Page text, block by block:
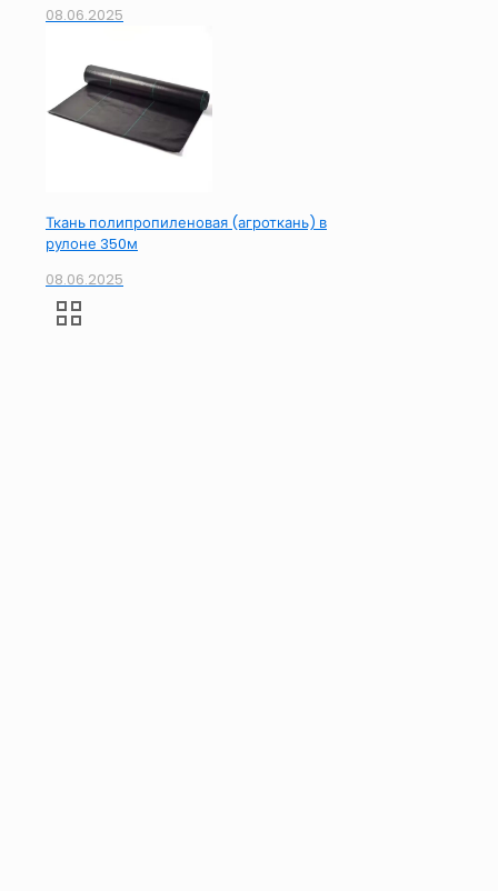
08.06.2025
Ткань полипропиленовая (агроткань) в
рулоне 350м
08.06.2025